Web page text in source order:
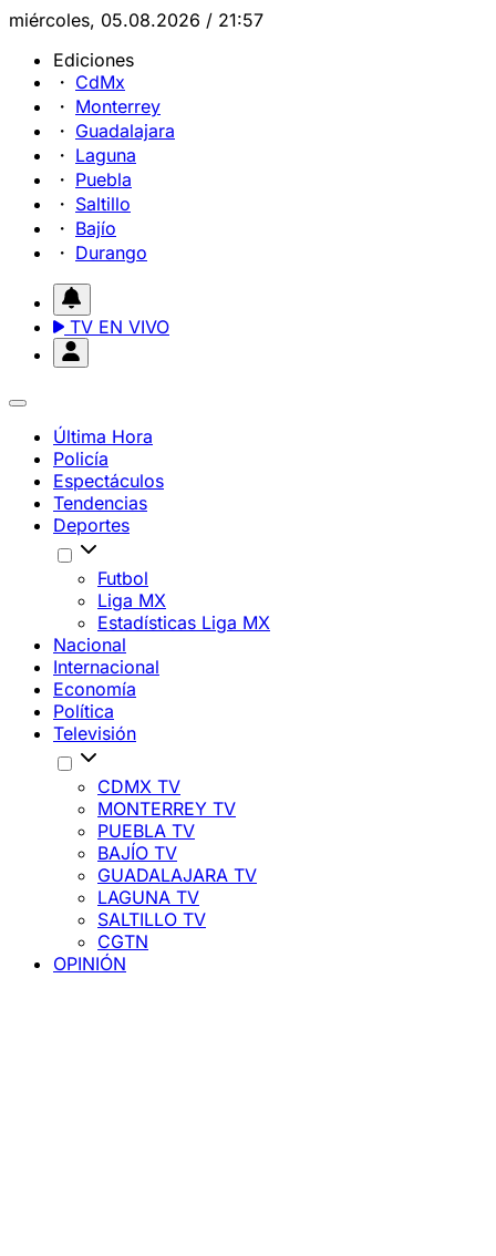
miércoles, 05.08.2026 / 21:57
Ediciones
CdMx
Monterrey
Guadalajara
Laguna
Puebla
Saltillo
Bajío
Durango
TV EN VIVO
Última Hora
Policía
Espectáculos
Tendencias
Deportes
Futbol
Liga MX
Estadísticas Liga MX
Nacional
Internacional
Economía
Política
Televisión
CDMX TV
MONTERREY TV
PUEBLA TV
BAJÍO TV
GUADALAJARA TV
LAGUNA TV
SALTILLO TV
CGTN
OPINIÓN